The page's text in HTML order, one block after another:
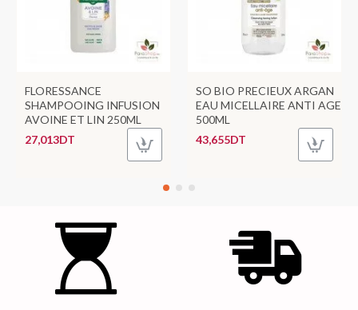
FLORESSANCE
SHAMPOOING INFUSION
AVOINE ET LIN 250ML
27,013DT
SO BIO PRECIEUX ARGAN
EAU MICELLAIRE ANTI AGE
500ML
43,655DT